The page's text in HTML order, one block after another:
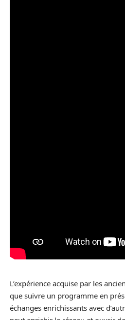
L’expérience acquise par les
que suivre un programme en
échanges enrichissants avec